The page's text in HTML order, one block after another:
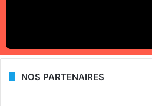
NOS PARTENAIRES